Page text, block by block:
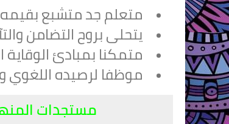
متعلم جد متشبع بقيمه
يتحلى بروح التضامن
متمكنا بمبادئ الوقاية
موظفا لرصيده اللغوي
مستجدات المنهاج المنقح 2020/